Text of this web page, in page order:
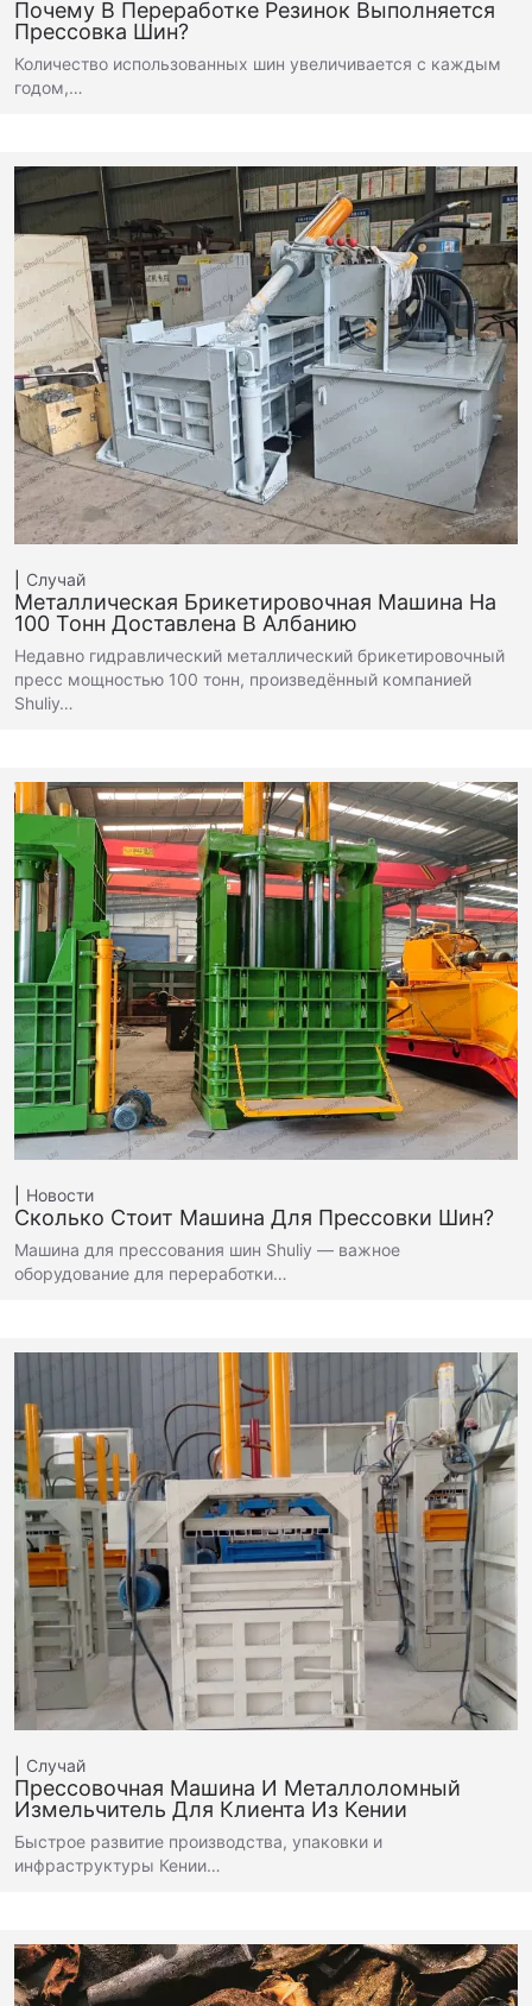
Почему В Переработке Резинок Выполняется
Прессовка Шин?
Количество использованных шин увеличивается с каждым
годом,…
Случай
Металлическая Брикетировочная Машина На
100 Тонн Доставлена В Албанию
Недавно гидравлический металлический брикетировочный
пресс мощностью 100 тонн, произведённый компанией
Shuliy…
Новости
Сколько Стоит Машина Для Прессовки Шин?
Машина для прессования шин Shuliy — важное
оборудование для переработки…
Случай
Прессовочная Машина И Металлоломный
Измельчитель Для Клиента Из Кении
Быстрое развитие производства, упаковки и
инфраструктуры Кении…